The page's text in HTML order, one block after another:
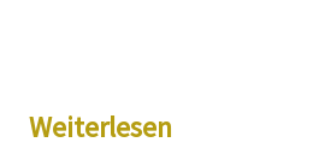
Weiterlesen